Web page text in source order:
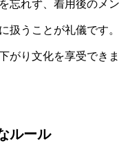
忘れず、着用後のメン
扱うことが礼儀です。
がり文化を享受できま
ルール